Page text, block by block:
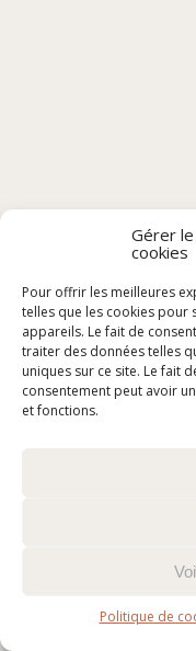
Gérer
cookies
Pour offrir les meilleures
telles que les cookies pour
appareils. Le fait de
traiter des données telles
uniques sur ce site. Le fait
consentement peut avoir
et fonctions.
Politique de